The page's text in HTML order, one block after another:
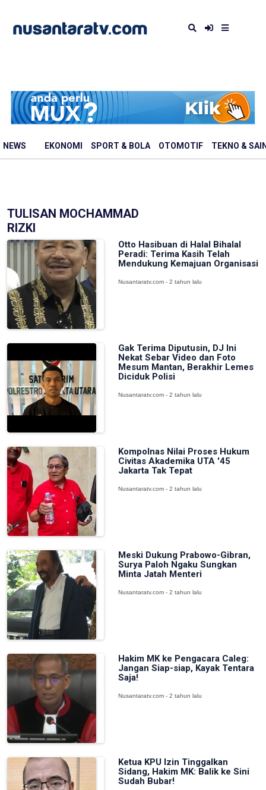
NEWS EKONOMI SPORT & BOLA OTOMOTIF TEKNO &
TULISAN MOCHAMMAD
RIZKI
Otto Hasibuan di Halal Bihalal
Peradi: Terima Kasih Telah
Mendukung Kemajuan Organisasi
Nusantaratv.com - 2 tahun lalu
Gak Terima Diputusin, DJ Ini
Nekat Sebar Video dan Foto
Mesum Mantan, Berakhir Lemes
Diciduk Polisi
Nusantaratv.com - 2 tahun lalu
Kompolnas Nilai Proses Hukum
Civitas Akademika UTA '45
Jakarta Tak Tepat
Nusantaratv.com - 2 tahun lalu
Meski Dukung Prabowo-Gibran,
Surya Paloh Ngaku Sungkan
Minta Jatah Menteri
Nusantaratv.com - 2 tahun lalu
Hakim MK ke Pengacara Caleg:
Jangan Siap-siap, Kayak Tentara
Saja!
Nusantaratv.com - 2 tahun lalu
Ketua KPU Izin Tinggalkan
Sidang, Hakim MK: Balik ke Sini
Sudah Bubar!